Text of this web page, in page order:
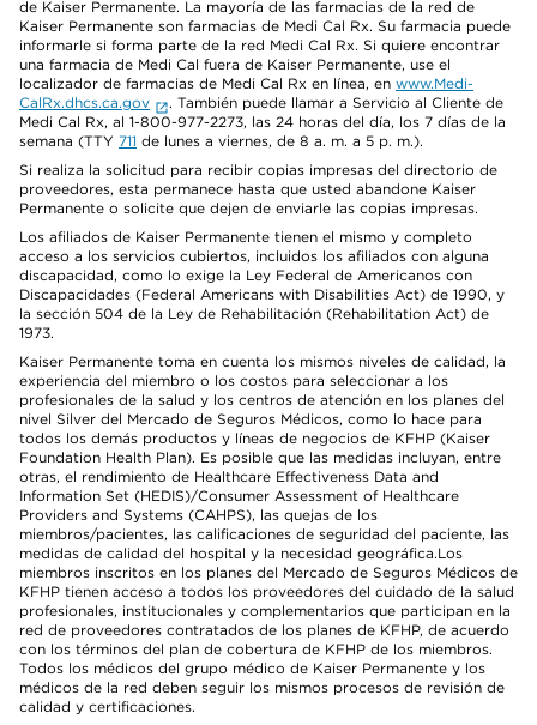
de Kaiser Permanente. La mayoría de las farmacias de la red de
Kaiser Permanente son farmacias de Medi Cal Rx. Su farmacia puede
informarle si forma parte de la red Medi Cal Rx. Si quiere encontrar
una farmacia de Medi Cal fuera de Kaiser Permanente, use el
localizador de farmacias de Medi Cal Rx en línea, en www.Medi-
CalRx.dhcs.ca.gov
. También puede llamar a Servicio al Cliente de
Medi Cal Rx, al 1-800-977-2273, las 24 horas del día, los 7 días de la
semana (TTY 711 de lunes a viernes, de 8 a. m. a 5 p. m.).
Si realiza la solicitud para recibir copias impresas del directorio de
proveedores, esta permanece hasta que usted abandone Kaiser
Permanente o solicite que dejen de enviarle las copias impresas.
Los afiliados de Kaiser Permanente tienen el mismo y completo
acceso a los servicios cubiertos, incluidos los afiliados con alguna
discapacidad, como lo exige la Ley Federal de Americanos con
Discapacidades (Federal Americans with Disabilities Act) de 1990, y
la sección 504 de la Ley de Rehabilitación (Rehabilitation Act) de
1973.
Kaiser Permanente toma en cuenta los mismos niveles de calidad, la
experiencia del miembro o los costos para seleccionar a los
profesionales de la salud y los centros de atención en los planes del
nivel Silver del Mercado de Seguros Médicos, como lo hace para
todos los demás productos y líneas de negocios de KFHP (Kaiser
Foundation Health Plan). Es posible que las medidas incluyan, entre
otras, el rendimiento de Healthcare Effectiveness Data and
Information Set (HEDIS)/Consumer Assessment of Healthcare
Providers and Systems (CAHPS), las quejas de los
miembros/pacientes, las calificaciones de seguridad del paciente, las
medidas de calidad del hospital y la necesidad geográfica.Los
miembros inscritos en los planes del Mercado de Seguros Médicos de
KFHP tienen acceso a todos los proveedores del cuidado de la salud
profesionales, institucionales y complementarios que participan en la
red de proveedores contratados de los planes de KFHP, de acuerdo
con los términos del plan de cobertura de KFHP de los miembros.
Todos los médicos del grupo médico de Kaiser Permanente y los
médicos de la red deben seguir los mismos procesos de revisión de
calidad y certificaciones.